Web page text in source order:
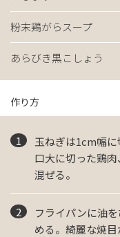
粉末鶏がらスープ
あらびき黒こしょう
作り方
玉ねぎは1cm幅
口大に切った鶏
混ぜる。
フライパンに油
める。綺麗な焼